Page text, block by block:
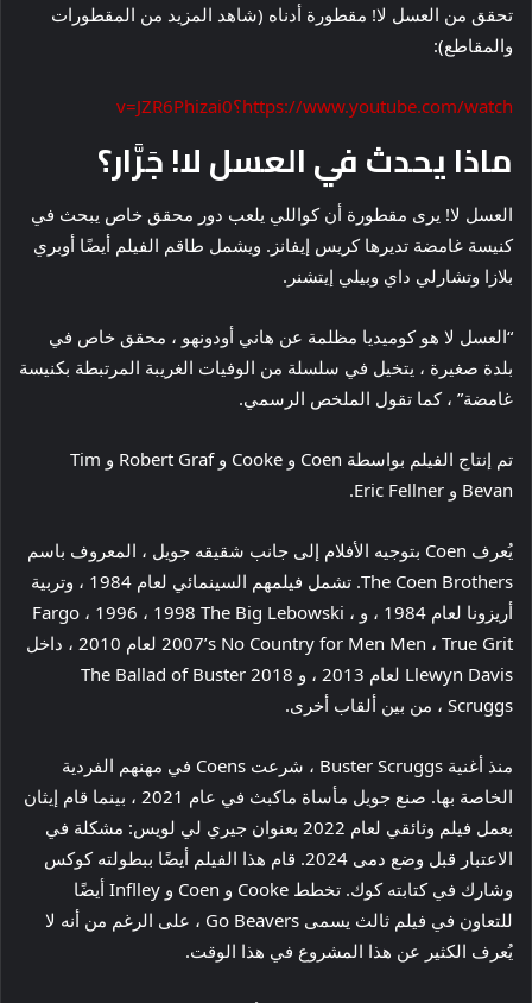
تحقق من العسل لا! مقطورة أدناه (شاهد المزيد من المقطورات
والمقاطع):
https://www.youtube.com/watch؟v=JZR6Phizai0
ماذا يحدث في العسل لا! جَرَّار؟
العسل لا! يرى مقطورة أن كواللي يلعب دور محقق خاص يبحث في
كنيسة غامضة تديرها كريس إيفانز. ويشمل طاقم الفيلم أيضًا أوبري
بلازا وتشارلي داي وبيلي إيتشنر.
“العسل لا هو كوميديا ​​مظلمة عن هاني أودونهو ، محقق خاص في
بلدة صغيرة ، يتخيل في سلسلة من الوفيات الغريبة المرتبطة بكنيسة
غامضة” ، كما تقول الملخص الرسمي.
تم إنتاج الفيلم بواسطة Coen و Cooke و Robert Graf و Tim
Bevan و Eric Fellner.
يُعرف Coen بتوجيه الأفلام إلى جانب شقيقه جويل ، المعروف باسم
The Coen Brothers. تشمل فيلمهم السينمائي لعام 1984 ، وتربية
أريزونا لعام 1984 ، و Fargo ، 1996 ، 1998 The Big Lebowski ،
2007’s No Country for Men Men ، True Grit لعام 2010 ، داخل
Llewyn Davis لعام 2013 ، و 2018 The Ballad of Buster
Scruggs ، من بين ألقاب أخرى.
منذ أغنية Buster Scruggs ، شرعت Coens في مهنهم الفردية
الخاصة بها. صنع جويل مأساة ماكبث في عام 2021 ، بينما قام إيثان
بعمل فيلم وثائقي لعام 2022 بعنوان جيري لي لويس: مشكلة في
الاعتبار قبل وضع دمى 2024. قام هذا الفيلم أيضًا ببطولته كوكس
وشارك في كتابته كوك. تخطط Cooke و Coen و Inflley أيضًا
للتعاون في فيلم ثالث يسمى Go Beavers ، على الرغم من أنه لا
يُعرف الكثير عن هذا المشروع في هذا الوقت.